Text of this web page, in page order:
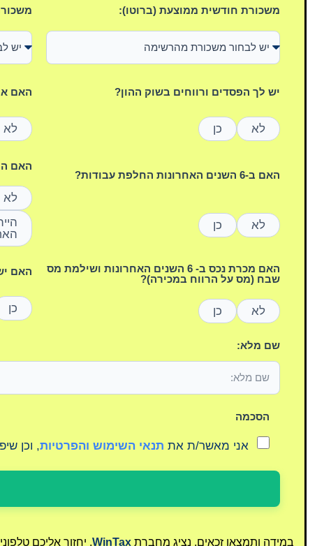
משכורת חודשית ממוצעת (ברוטו):
יש לך הפסדים ורווחים בשוק ההון?
לא כן
האם
לא
האם ב-6 השנים האחרונות החלפת עבודות?
לא כן
האם היית
לא
האם מכרת נכס ב- 6 השנים האחרונות ושילמת מס
שבח (מס על הרווח במכירה)?
לא כן
האם
כן
שם מלא:
הסכמה
אני מאשר/ת את תנאי השימוש והפרטיות, וכן
במידה ותמצאו זכאים, נציג מחברת WinTax, יחזור אליכם